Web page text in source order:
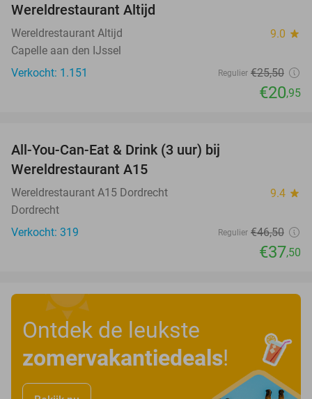
Wereldrestaurant Altijd
Wereldrestaurant Altijd 9.0 star
Capelle aan den IJssel
Verkocht: 1.151
Regulier €25,50
€20,95
All-You-Can-Eat & Drink (3 uur) bij
Wereldrestaurant A15
Wereldrestaurant A15 Dordrecht 9.4 star
Dordrecht
Verkocht: 319
Regulier €46,50
€37,50
Ontdek de leukste
zomervakantiedeals!